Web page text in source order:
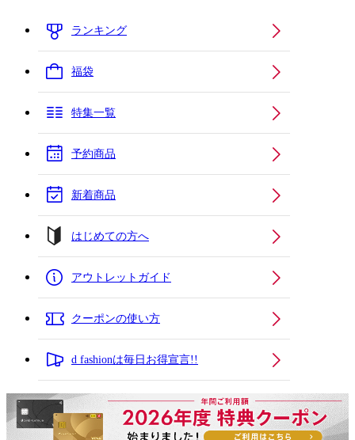
ランキング
福袋
特集一覧
予約商品
新着商品
はじめての方へ
アウトレットガイド
クーポンの使い方
d fashionは毎日お得宣言!!